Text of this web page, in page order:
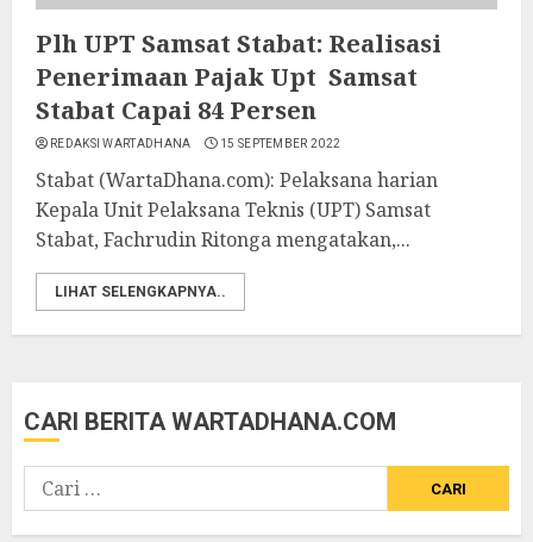
Plh UPT Samsat Stabat: Realisasi
Penerimaan Pajak Upt Samsat
Stabat Capai 84 Persen
REDAKSI WARTADHANA 15 SEPTEMBER 2022
Stabat (WartaDhana.com): Pelaksana harian
Kepala Unit Pelaksana Teknis (UPT) Samsat
Stabat, Fachrudin Ritonga mengatakan,...
LIHAT SELENGKAPNYA..
CARI BERITA WARTADHANA.COM
Cari
untuk: